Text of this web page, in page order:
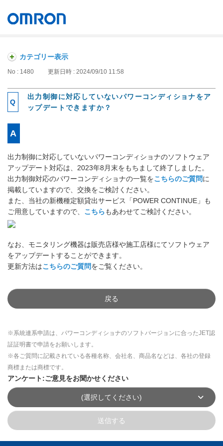
カテゴリー表示
No : 1480 更新日時 : 2024/09/10 11:58
出力制御に対応していないパワーコンディショナをア
ップデートできますか？
出力制御に対応していないパワーコンディショナのソフトウェア
アップデート対応は、2023年8月末をもちまして終了しました。
出力制御対応のパワーコンディショナの一覧をこちらのご質問に
掲載していますので、交換をご検討ください。
また、当社の新機種定額貸出サービス「POWER CONTINUE」も
ご用意していますので、 こちらもあわせてご検討ください。
なお、モニタリング機器は販売店様や施工店様にてソフトウェア
をアップデートすることができます。
更新方法はこちらのご質問をご覧ください。
戻る
※系統連系申請は、パワーコンディショナのソフトバージョンに合ったJET認
証証明書で申請をお願いします。
※各ご質問に記載されている各種名称、会社名、商品名などは、各社の登録
商標または商標です。
アンケート:ご意見をお聞かせください
(選択してください)
送信する